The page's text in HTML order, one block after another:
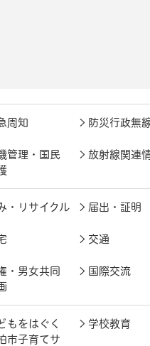
周知 防災行政無
管理・国民
放射線関連
・リサイクル 届出・証明
交通
・男女共同
国際交流
もをはぐく
市子育てサ
学校教育